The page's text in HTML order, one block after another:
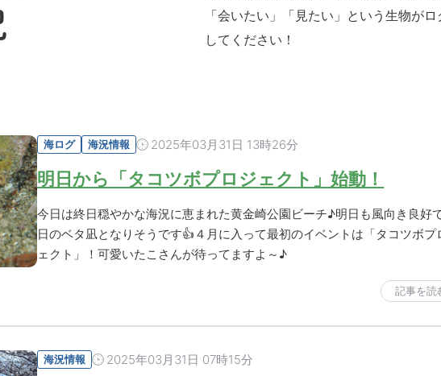
「会いたい」「見たい」という生物が
してください！
海ログ 海況情報 2025年03月31日 13時26分
明日から「タコツボプロジェクト」始動！
今日は終日穏やかな海況に恵まれた黄金崎公園ビーチ♪明日も風向き良好
日のベタ凪となりそうです👍４月に入って最初のイベントは「タコツボプ
ェクト」！可愛いたこさんが待ってますよ～♪
記事を読
海況情報 2025年03月31日 07時15分